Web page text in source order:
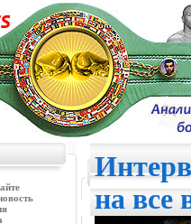
на все